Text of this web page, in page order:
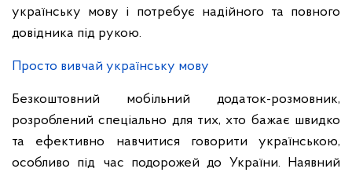
українську мову і потребує надійного та повного
довідника під рукою.
Просто вивчай українську мову
Безкоштовний мобільний додаток-розмовник,
розроблений спеціально для тих, хто бажає швидко
та ефективно навчитися говорити українською,
особливо під час подорожей до України. Наявний